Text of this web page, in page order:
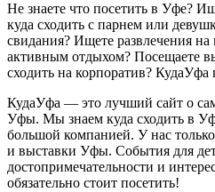
Не знаете что посетить в Уфе?
куда сходить с парнем или
свидания? Ищете развлечения
активным отдыхом? Посещаете
сходить на корпоратив?
КудаУфа — это лучший сайт о
Уфы. Мы знаем куда сходить в
большой компанией. У нас
и выставки Уфы. События для
достопримечательности и
обязательно стоит посетить!